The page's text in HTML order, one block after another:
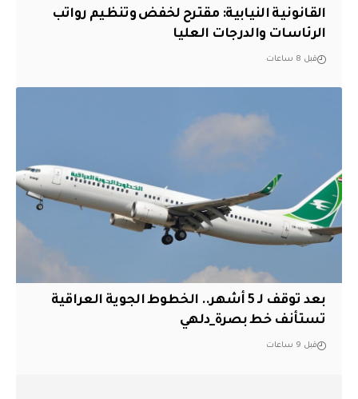
القانونية النيابية: مقترح لخفض وتنظيم رواتب
الرئاسات والدرجات العليا
قبل 8 ساعات
بعد توقف لـ 5 أشهر.. الخطوط الجوية العراقية
تستأنف خط بصرة_دلهي
قبل 9 ساعات